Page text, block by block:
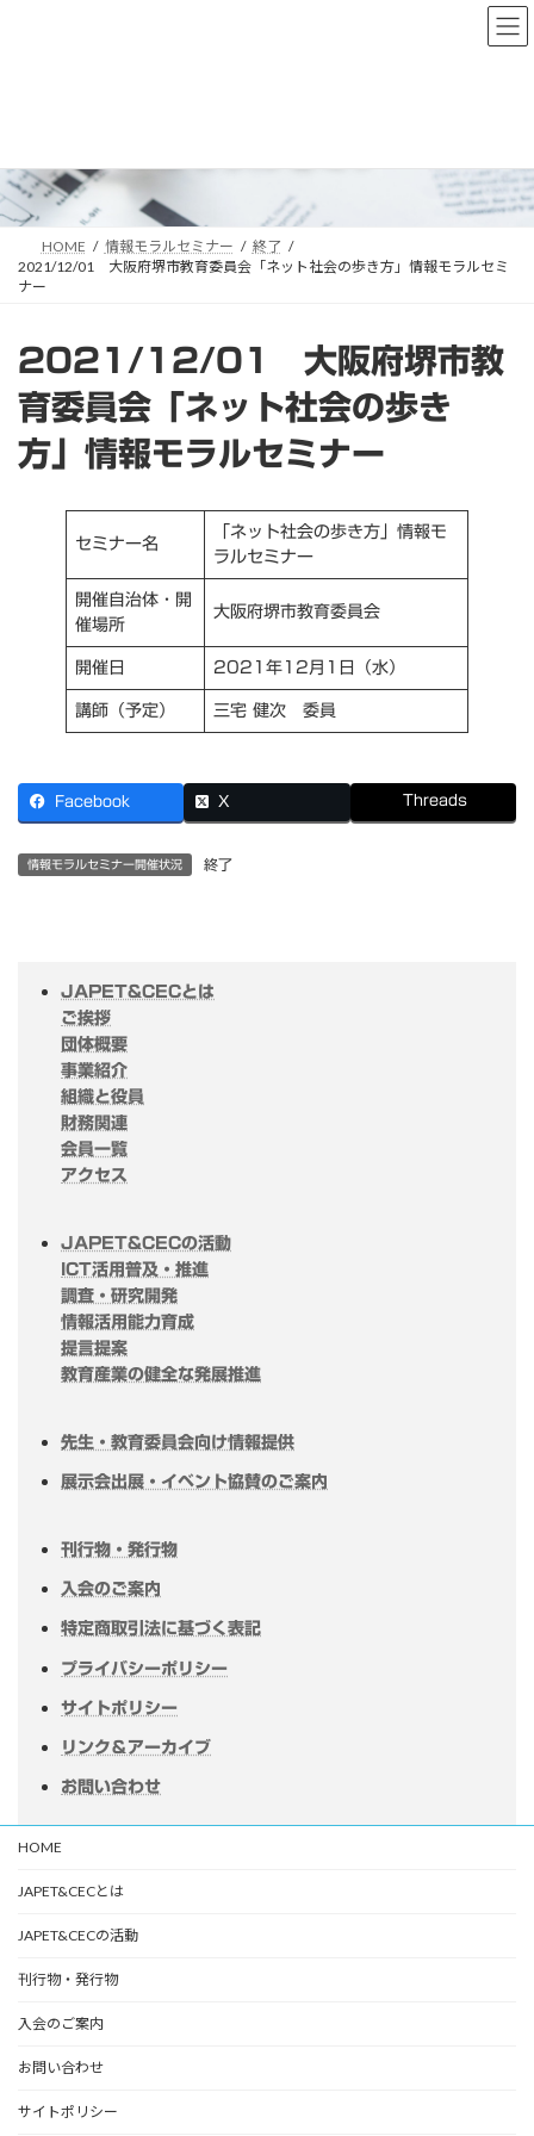
キ
ッ
プ
に
移
動
HOME 情報モラルセミナー
終了
2021/12/01 大阪府堺市教育委員会「ネット社会の歩き方」情報モラルセミ
ナー
2021/12/01 大阪府堺市教
育委員会「ネット社会の歩き
方」情報モラルセミナー
セミナー名
「ネット社会の歩き方」情報モ
ラルセミナー
開催自治体・開
催場所
大阪府堺市教育委員会
開催日 2021年12月1日（水）
講師（予定） 三宅 健次 委員
Facebook X Threads
情報モラルセミナー開催状況 終了
JAPET&CECとは
ご挨拶
団体概要
事業紹介
組織と役員
財務関連
会員一覧
アクセス
JAPET&CECの活動
ICT活用普及・推進
調査・研究開発
情報活用能力育成
提言提案
教育産業の健全な発展推進
先生・教育委員会向け情報提供
展示会出展・イベント協賛のご案内
刊行物・発行物
入会のご案内
特定商取引法に基づく表記
プライバシーポリシー
サイトポリシー
リンク＆アーカイブ
お問い合わせ
HOME
JAPET&CECとは
JAPET&CECの活動
刊行物・発行物
入会のご案内
お問い合わせ
サイトポリシー